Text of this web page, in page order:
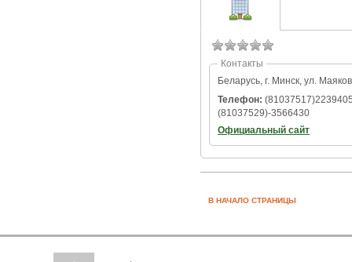
Контакты
Беларусь, г. Минск, ул.
Телефон:
(81037529)-3566430
Официальный сайт
В НАЧАЛО СТРАНИЦЫ